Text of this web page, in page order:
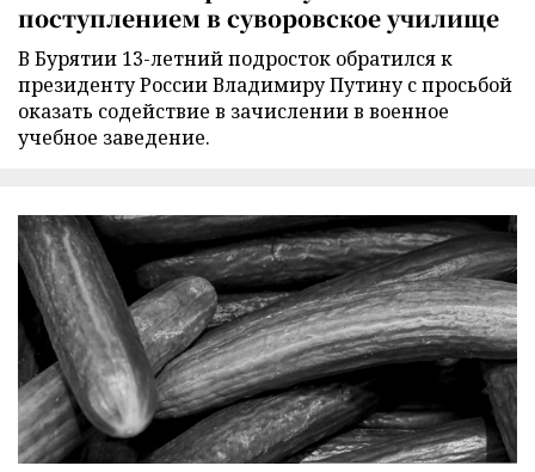
поступлением в суворовское училище
В Бурятии 13-летний подросток обратился к
президенту России Владимиру Путину с просьбой
оказать содействие в зачислении в военное
учебное заведение.